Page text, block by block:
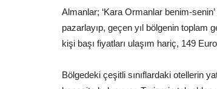
Almanlar; ‘Kara Ormanlar benim-
pazarlayıp, geçen yıl bölgenin toplam
kişi başı fiyatları ulaşım hariç, 149
Bölgedeki çeşitli sınıflardaki otellerin